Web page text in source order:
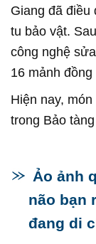
Giang đã điều
tu bảo vật.
công nghệ
16 mảnh
Hiện nay,
trong Bảo
Ảo ảnh
não bạn
đang di